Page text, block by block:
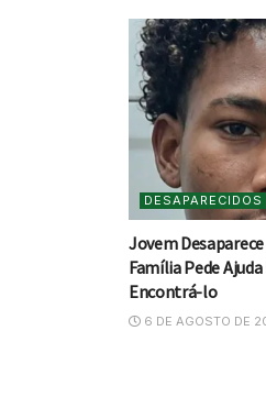
DESAPARECIDOS
Jovem
Família Pede
Encontrá-lo
6 DE AGOSTO DE